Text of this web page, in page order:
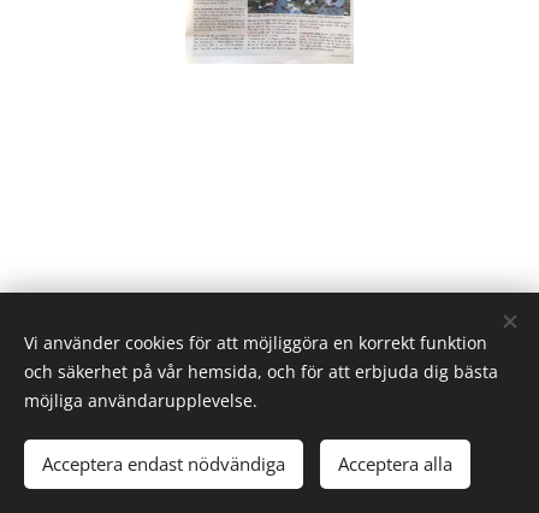
Cookies
Språk
English
Vi använder cookies för att möjliggöra en korrekt funktion
och säkerhet på vår hemsida, och för att erbjuda dig bästa
möjliga användarupplevelse.
Acceptera endast nödvändiga Acceptera alla